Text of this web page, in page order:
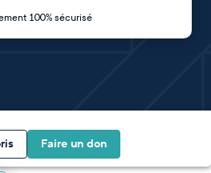
100% sécurisé
Faire un don